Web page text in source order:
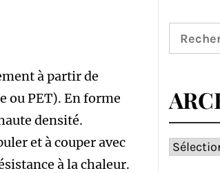
à partir de
ou PET). En forme
densité.
et à couper avec
à la chaleur.
Archives